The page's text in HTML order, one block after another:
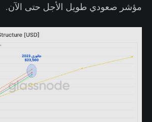
مؤشر صعودي طويل الأجل حتى الآن.